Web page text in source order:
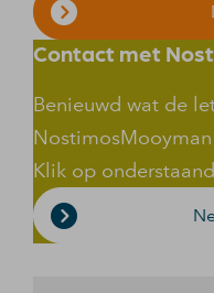
Contact met
Benieuwd wat de
Klik op